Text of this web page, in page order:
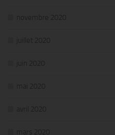
novembre 2020
juillet 2020
juin 2020
mai 2020
avril 2020
mars 2020